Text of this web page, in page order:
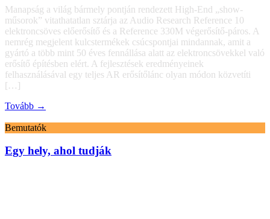
Manapság a világ bármely pontján rendezett High-End „show-
műsorok” vitathatatlan sztárja az Audio Research Reference 10
elektroncsöves előerősítő és a Reference 330M végerősítő-páros. A
nemrég megjelent kulcstermékek csúcspontjai mindannak, amit a
gyártó a több mint 50 éves fennállása alatt az elektroncsövekkel való
erősítő építésben elért. A fejlesztések eredményeinek
felhasználásával egy teljes AR erősítőlánc olyan módon közvetíti
[…]
Tovább →
Bemutatók
Egy hely, ahol tudják